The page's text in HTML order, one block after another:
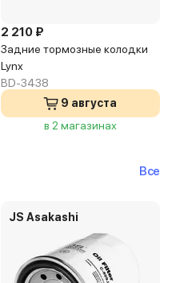
2 210 ₽
Задние тормозные колодки
Lynx
BD-3438
9 августа
в 2 магазинах
Все
JS Asakashi